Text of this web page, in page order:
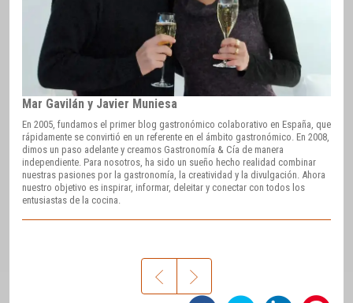
Mar Gavilán y Javier Muniesa
En 2005, fundamos el primer blog gastronómico colaborativo en España, que
rápidamente se convirtió en un referente en el ámbito gastronómico. En 2008,
dimos un paso adelante y creamos Gastronomía & Cía de manera
independiente. Para nosotros, ha sido un sueño hecho realidad combinar
nuestras pasiones por la gastronomía, la creatividad y la divulgación. Ahora
nuestro objetivo es inspirar, informar, deleitar y conectar con todos los
entusiastas de la cocina.